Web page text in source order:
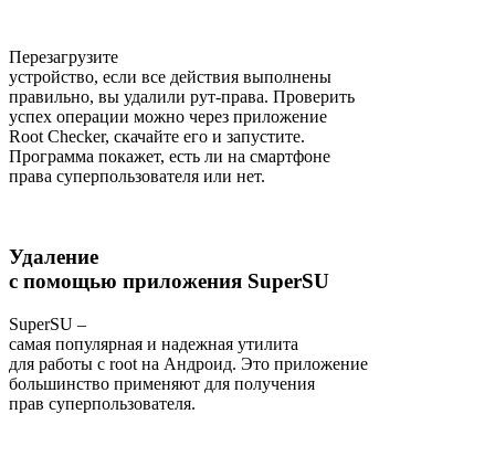
Перезагрузите
устройство, если все действия выполнены
правильно, вы удалили рут-права. Проверить
успех операции можно через приложение
Root Checker, скачайте его и запустите.
Программа покажет, есть ли на смартфоне
права суперпользователя или нет.
Удаление
с помощью приложения SuperSU
SuperSU –
самая популярная и надежная утилита
для работы с root на Андроид. Это приложение
большинство применяют для получения
прав суперпользователя.